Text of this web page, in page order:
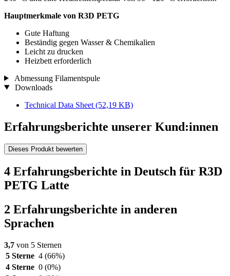
Hauptmerkmale von R3D PETG
Gute Haftung
Beständig gegen Wasser & Chemikalien
Leicht zu drucken
Heizbett erforderlich
Abmessung Filamentspule
Downloads
Technical Data Sheet (52,19 KB)
Erfahrungsberichte unserer Kund:innen
Dieses Produkt bewerten
4 Erfahrungsberichte in Deutsch für R3D
PETG Latte
2 Erfahrungsberichte in anderen
Sprachen
3,7 von 5 Sternen
5 Sterne 4 (66%)
4 Sterne 0 (0%)